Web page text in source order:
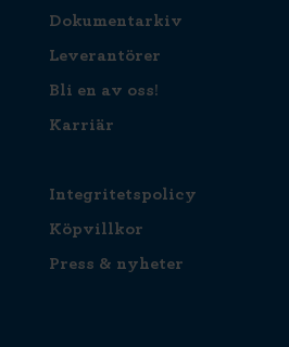
Dokumentarkiv
Leverantörer
Bli en av oss!
Karriär
Integritetspolicy
Köpvillkor
Press & nyheter